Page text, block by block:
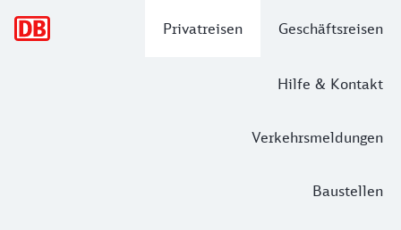
Privatreisen Geschäftsreisen
Hilfe & Kontakt
Verkehrsmeldungen
Baustellen